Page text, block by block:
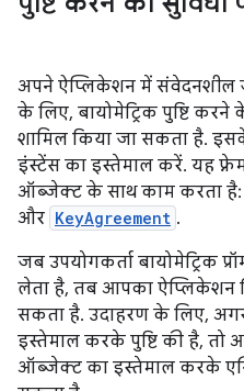
अपने ऐप्लिकेशन में संवेदनशील
के लिए, बायोमेट्रिक पुष्टि करने
शामिल किया जा सकता है.
इंस्टेंस का इस्तेमाल करें. यह
ऑब्जेक्ट के साथ काम करता है:
और KeyAgreement .
जब उपयोगकर्ता बायोमेट्रिक
लेता है, तब आपका ऐप्लिकेशन
सकता है. उदाहरण के लिए,
इस्तेमाल करके पुष्टि की है, तो
ऑब्जेक्ट का इस्तेमाल करके